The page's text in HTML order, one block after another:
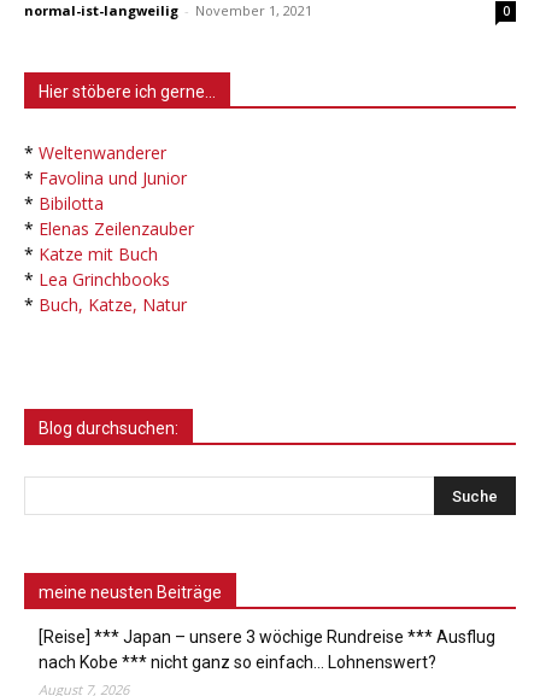
normal-ist-langweilig - November 1, 2021 0
Hier stöbere ich gerne…
* Weltenwanderer
* Favolina und Junior
* Bibilotta
* Elenas Zeilenzauber
* Katze mit Buch
* Lea Grinchbooks
* Buch, Katze, Natur
Blog durchsuchen:
meine neusten Beiträge
[Reise] *** Japan – unsere 3 wöchige Rundreise *** Ausflug
nach Kobe *** nicht ganz so einfach… Lohnenswert?
August 7, 2026